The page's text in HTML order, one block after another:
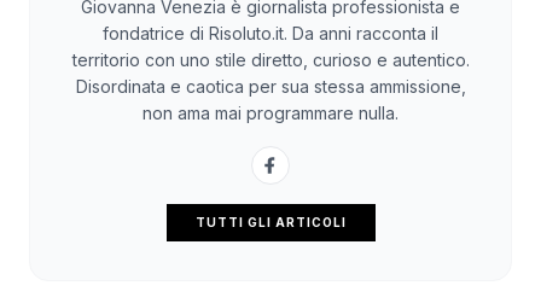
Giovanna Venezia è giornalista professionista e
fondatrice di Risoluto.it. Da anni racconta il
territorio con uno stile diretto, curioso e autentico.
Disordinata e caotica per sua stessa ammissione,
non ama mai programmare nulla.
TUTTI GLI ARTICOLI